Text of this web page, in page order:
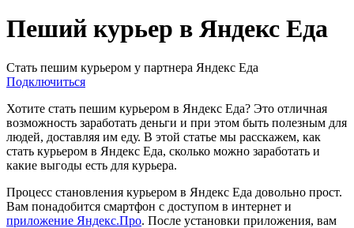
Пеший курьер в Яндекс Еда
Стать пешим курьером у партнера Яндекс Еда
Подключиться
Хотите стать пешим курьером в Яндекс Еда? Это отличная
возможность заработать деньги и при этом быть полезным для
людей, доставляя им еду. В этой статье мы расскажем, как
стать курьером в Яндекс Еда, сколько можно заработать и
какие выгоды есть для курьера.
Процесс становления курьером в Яндекс Еда довольно прост.
Вам понадобится смартфон с доступом в интернет и
приложение Яндекс.Про. После установки приложения, вам